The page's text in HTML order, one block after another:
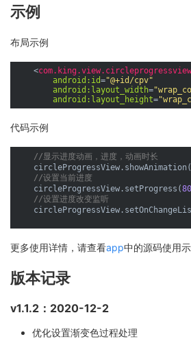
示例
布局示例
<
android:id="@+id/cpv"
android:layout_width=
android:layout_height=
代码示例
//显示进度动画，进度，动画时长
    circleProgressView.showAnimation(
//设置当前进度
    circleProgressView.setProgress(
80
//设置进度改变监听
更多使用详情，请查看app中的源码使用
版本记录
v1.1.2：2020-12-2
优化设置渐变色过程处理